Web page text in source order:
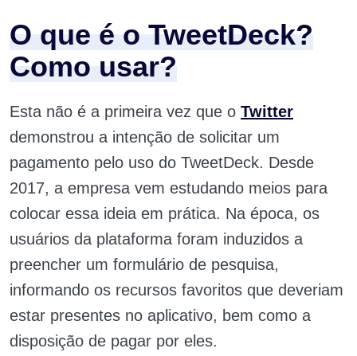
O que é o TweetDeck?
Como usar?
Esta não é a primeira vez que o Twitter
demonstrou a intenção de solicitar um
pagamento pelo uso do TweetDeck. Desde
2017, a empresa vem estudando meios para
colocar essa ideia em prática. Na época, os
usuários da plataforma foram induzidos a
preencher um formulário de pesquisa,
informando os recursos favoritos que deveriam
estar presentes no aplicativo, bem como a
disposição de pagar por eles.